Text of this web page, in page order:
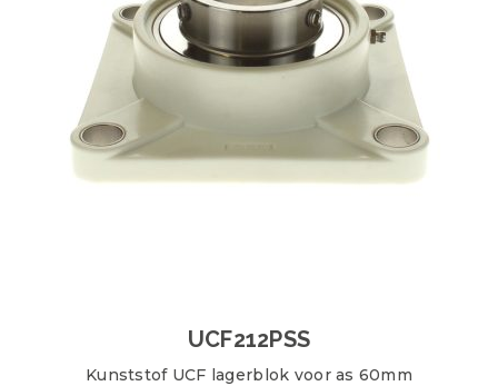
UCF212PSS
Kunststof UCF lagerblok voor as 60mm